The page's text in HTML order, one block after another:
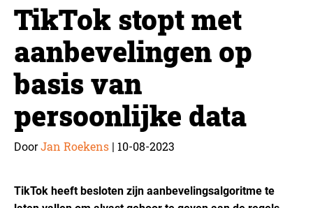
TikTok stopt met
aanbevelingen op
basis van
persoonlijke data
DoorJan Roekens | 10-08-2023
TikTok heeft besloten zijn aanbevelingsalgoritme te